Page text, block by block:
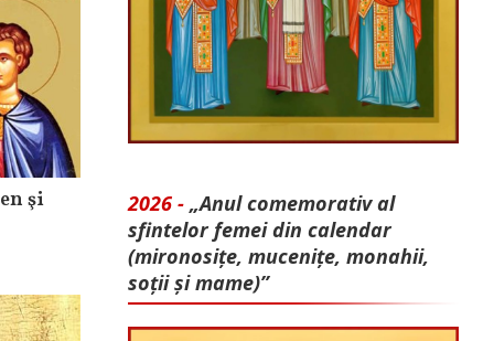
şi 2026 - „Anul comemorativ al
sfintelor femei din calendar
(mironosițe, mu­cenițe, monahii,
soții și mame)”